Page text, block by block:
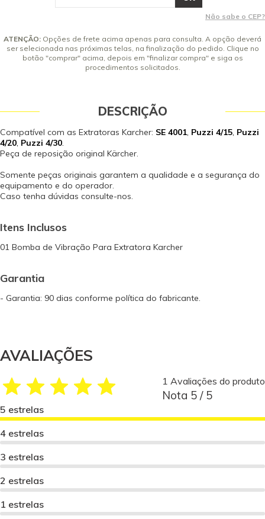
9x de R$ 25,13 sem juros
Não sabe o CEP?
ATENÇÃO: Opções de frete acima apenas para consulta. A opção deverá
ser selecionada nas próximas telas, na finalização do pedido. Clique no
botão "comprar" acima, depois em "finalizar compra" e siga os
procedimentos solicitados.
DESCRIÇÃO
Compatível com as Extratoras Karcher: SE 4001, Puzzi 4/15, Puzzi
4/20, Puzzi 4/30.
Peça de reposição original Kärcher.
Somente peças originais garantem a qualidade e a segurança do
equipamento e do operador.
Caso tenha dúvidas consulte-nos.
Itens Inclusos
01 Bomba de Vibração Para Extratora Karcher
Garantia
- Garantia: 90 dias conforme política do fabricante.
AVALIAÇÕES
1 Avaliações do produto
Nota 5 / 5
5 estrelas
4 estrelas
3 estrelas
2 estrelas
1 estrelas